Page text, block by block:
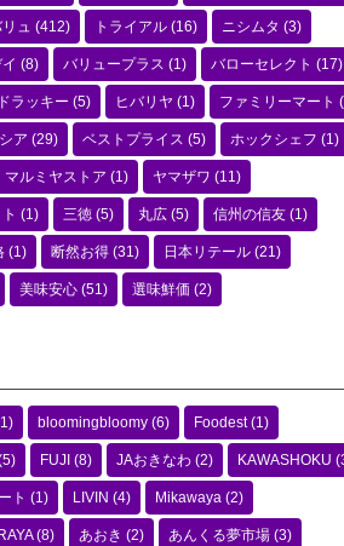
リュ (412) トライアル (16) ニシムタ (3)
(8) バリュープラス (1) バローセレクト (17)
ラッキー (5) ヒバリヤ (1) ファミリーマート
ア (29) ベストプライス (5) ホックシェフ (1)
マルミヤストア (1) ヤマザワ (11)
(1) 三徳 (5) 丸広 (5) 信州の信友 (1)
(1) 断然お得 (31) 日本リテール (21)
美味安心 (51) 選味鮮価 (2)
bloomingbloomy (6) Foodest(1)
FUJI (8) JAおきなわ (2) KAWASHOKU
ト (1) LIVIN (4) Mikawaya (2)
(8) あおき (2) あんくる夢市場 (3)